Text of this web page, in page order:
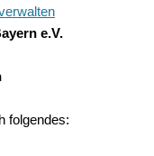
e.V.
folgendes: